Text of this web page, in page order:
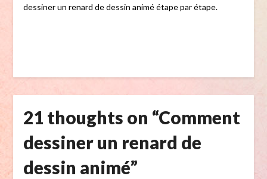
dessiner un renard de dessin animé étape par étape.
21 thoughts on “Comment
dessiner un renard de
dessin animé”